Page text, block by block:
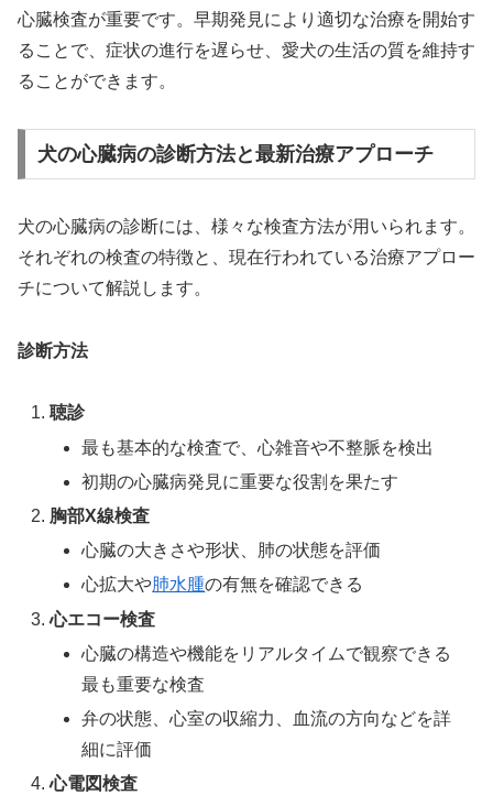
心臓検査が重要です。早期発見により適切な治療を開始す
ることで、症状の進行を遅らせ、愛犬の生活の質を維持す
ることができます。
犬の心臓病の診断方法と最新治療アプローチ
犬の心臓病の診断には、様々な検査方法が用いられます。
それぞれの検査の特徴と、現在行われている治療アプロー
チについて解説します。
診断方法
聴診
最も基本的な検査で、心雑音や不整脈を検出
初期の心臓病発見に重要な役割を果たす
胸部X線検査
心臓の大きさや形状、肺の状態を評価
心拡大や肺水腫の有無を確認できる
心エコー検査
心臓の構造や機能をリアルタイムで観察できる
最も重要な検査
弁の状態、心室の収縮力、血流の方向などを詳
細に評価
心電図検査